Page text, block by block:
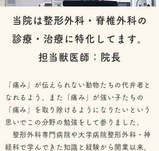
当院は整形外科・脊椎外科の​
診療・治療に特化してます。
​ ​担当獣医師：院長
「痛み」が伝えられない動物たちの代弁者と
なれるよう、また「痛み」が強い子たちの
「痛み」を取り除けるようになりたいという
思いでこの分野の勉強をして参りました。
整形外科専門病院や大学病院整形外科・神
経科で学んできた知識と経験から開業以来、